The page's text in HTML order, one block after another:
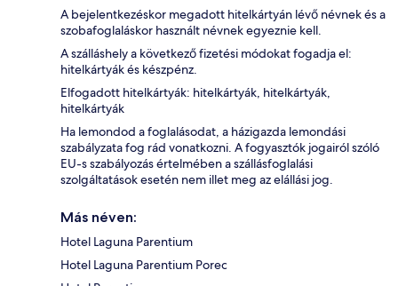
A bejelentkezéskor megadott hitelkártyán lévő névnek és a
szobafoglaláskor használt névnek egyeznie kell.
A szálláshely a következő fizetési módokat fogadja el:
hitelkártyák és készpénz.
Elfogadott hitelkártyák: hitelkártyák, hitelkártyák,
hitelkártyák
Ha lemondod a foglalásodat, a házigazda lemondási
szabályzata fog rád vonatkozni. A fogyasztók jogairól szóló
EU-s szabályozás értelmében a szállásfoglalási
szolgáltatások esetén nem illet meg az elállási jog.
Más néven:
Hotel Laguna Parentium
Hotel Laguna Parentium Porec